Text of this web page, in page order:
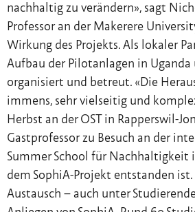
nachhaltig zu verändern», sagt
Professor an der Makerere
Wirkung des Projekts. Als lokaler
Aufbau der Pilotanlagen in
organisiert und betreut. «Die
immens, sehr vielseitig und
Herbst an der OST in Rapperswil-
Gastprofessor zu Besuch an der
Summer School für Nachhaltigkeit
dem SophiA-Projekt entstanden
Austausch – auch unter